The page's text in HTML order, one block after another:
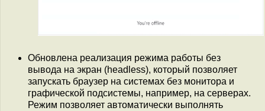
Обновлена реализация режима работы без
вывода на экран (headless), который позволяет
запускать браузер на системах без монитора и
графической подсистемы, например, на серверах.
Режим позволяет автоматически выполнять